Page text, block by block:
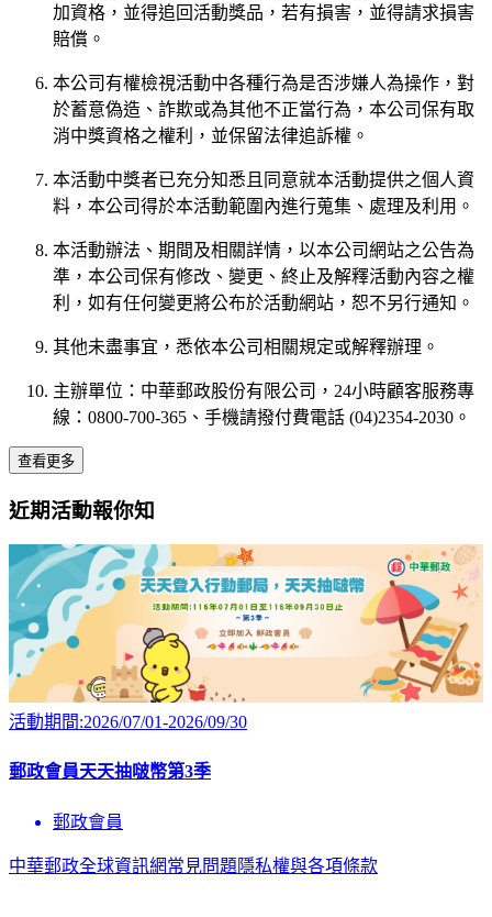
加資格，並得追回活動獎品，若有損害，並得請求損害
賠償。
本公司有權檢視活動中各種行為是否涉嫌人為操作，對
於蓄意偽造、詐欺或為其他不正當行為，本公司保有取
消中獎資格之權利，並保留法律追訴權。
本活動中獎者已充分知悉且同意就本活動提供之個人資
料，本公司得於本活動範圍內進行蒐集、處理及利用。
本活動辦法、期間及相關詳情，以本公司網站之公告為
準，本公司保有修改、變更、終止及解釋活動內容之權
利，如有任何變更將公布於活動網站，恕不另行通知。
其他未盡事宜，悉依本公司相關規定或解釋辦理。
主辦單位：中華郵政股份有限公司，24小時顧客服務專
線：0800-700-365、手機請撥付費電話 (04)2354-2030。
查看更多
近期活動報你知
活動期間:2026/07/01-2026/09/30
郵政會員天天抽啵幣第3季
郵政會員
中華郵政全球資訊網常見問題隱私權與各項條款